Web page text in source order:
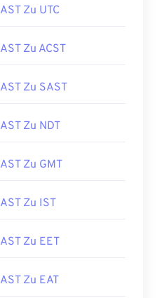
AST Zu UTC
AST Zu ACST
AST Zu SAST
AST Zu NDT
AST Zu GMT
AST Zu IST
AST Zu EET
AST Zu EAT